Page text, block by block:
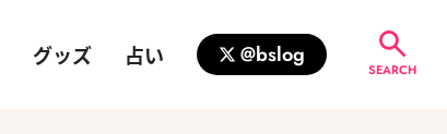
グッズ 占い @bslog
SEARCH